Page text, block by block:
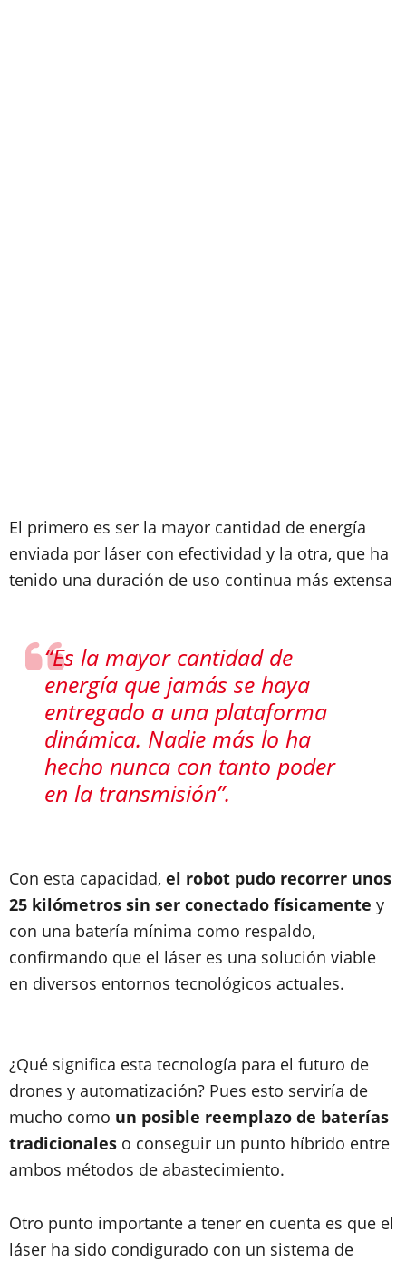
El primero es ser la mayor cantidad de energía
enviada por láser con efectividad y la otra, que ha
tenido una duración de uso continua más extensa
“Es la mayor cantidad de
energía que jamás se haya
entregado a una plataforma
dinámica. Nadie más lo ha
hecho nunca con tanto poder
en la transmisión”.
Con esta capacidad, el robot pudo recorrer unos
25 kilómetros sin ser conectado físicamente y
con una batería mínima como respaldo,
confirmando que el láser es una solución viable
en diversos entornos tecnológicos actuales.
¿Qué significa esta tecnología para el futuro de
drones y automatización? Pues esto serviría de
mucho como un posible reemplazo de baterías
tradicionales o conseguir un punto híbrido entre
ambos métodos de abastecimiento.
Otro punto importante a tener en cuenta es que el
láser ha sido condigurado con un sistema de